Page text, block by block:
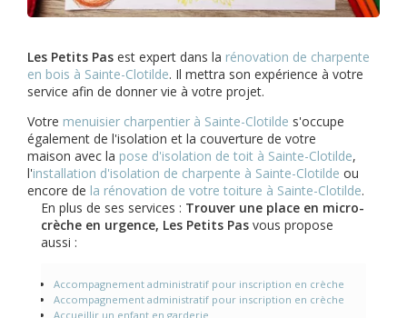
Les Petits Pas est expert dans la rénovation de charpente
en bois à Sainte-Clotilde. Il mettra son expérience à votre
service afin de donner vie à votre projet.
Votre menuisier charpentier à Sainte-Clotilde s'occupe
également de l'isolation et la couverture de votre
maison avec la pose d'isolation de toit à Sainte-Clotilde,
l'installation d'isolation de charpente à Sainte-Clotilde ou
encore de la rénovation de votre toiture à Sainte-Clotilde.
En plus de ses services : Trouver une place en micro-
crèche en urgence, Les Petits Pas vous propose
aussi :
Accompagnement administratif pour inscription en crèche
Accompagnement administratif pour inscription en crèche
Accueillir un enfant en garderie